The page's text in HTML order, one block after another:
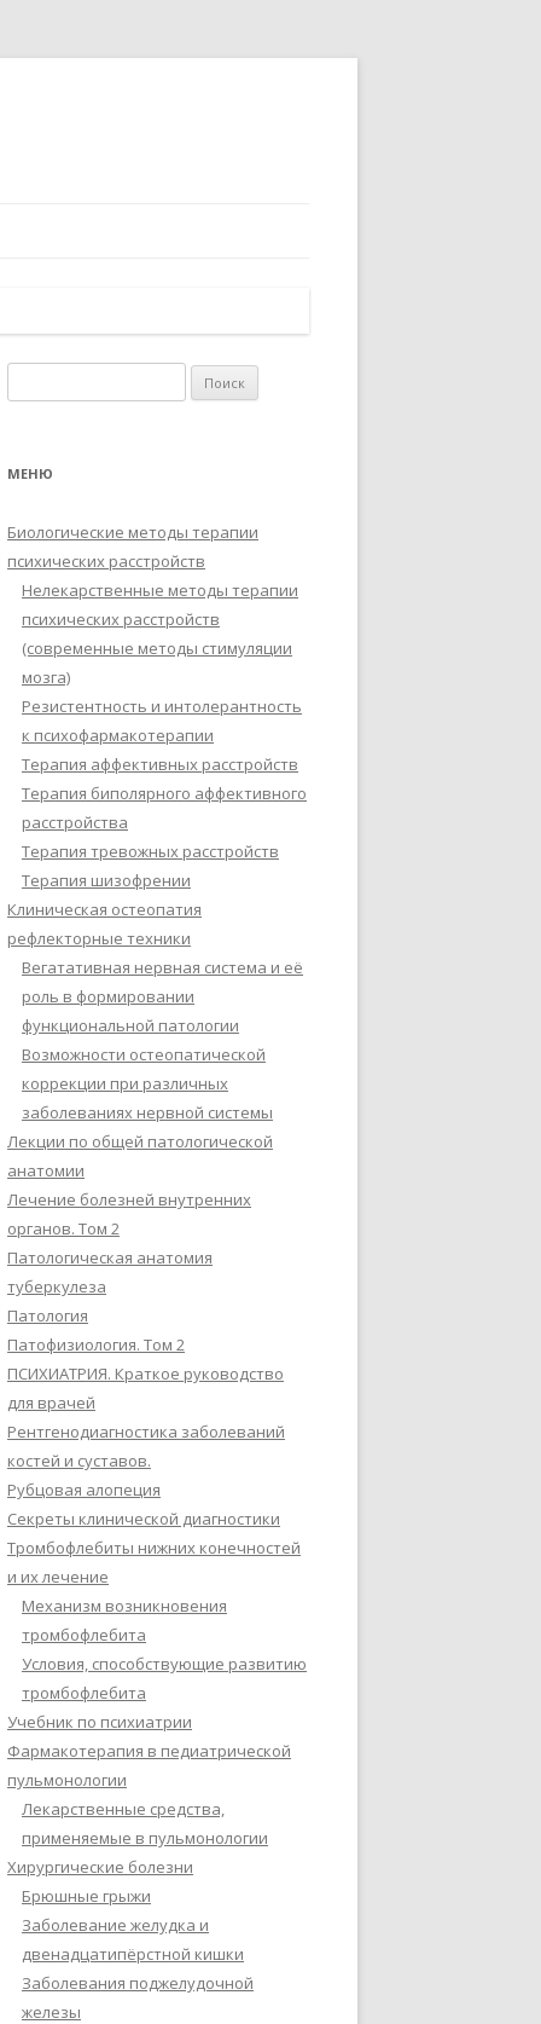
МЕНЮ
Биологические методы терапии
психических расстройств
Нелекарственные методы терапии
психических расстройств
(современные методы стимуляции
мозга)
Резистентность и интолерантность
к психофармакотерапии
Терапия аффективных расстройств
Терапия биполярного аффективного
расстройства
Терапия тревожных расстройств
Терапия шизофрении
Клиническая остеопатия
рефлекторные техники
Вегатативная нервная система и её
роль в формировании
функциональной патологии
Возможности остеопатической
коррекции при различных
заболеваниях нервной системы
Лекции по общей патологической
анатомии
Лечение болезней внутренних
органов. Том 2
Патологическая анатомия
туберкулеза
Патология
Патофизиология. Том 2
ПСИХИАТРИЯ. Краткое руководство
для врачей
Рентгенодиагностика заболеваний
костей и суставов.
Рубцовая алопеция
Секреты клинической диагностики
Тромбофлебиты нижних конечностей
и их лечение
Механизм возникновения
тромбофлебита
Условия, способствующие развитию
тромбофлебита
Учебник по психиатрии
Фармакотерапия в педиатрической
пульмонологии
Лекарственные средства,
применяемые в пульмонологии
Хирургические болезни
Брюшные грыжи
Заболевание желудка и
двенадцатипёрстной кишки
Заболевания поджелудочной
железы